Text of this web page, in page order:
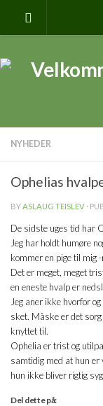
NYHEDER
Ophelias
BYASLAUG TEISLEV ·
De sidste uges tid har
Jeg har holdt humøre
kommer en pige til mig
Det er meget, meget
en eneste hvalp er
Jeg aner ikke hvorfor
sket. Måske er det
knyttet til.
Ophelia er trist og
samtidig med at hun er
hun ikke bliver rigtig
Del dette på: